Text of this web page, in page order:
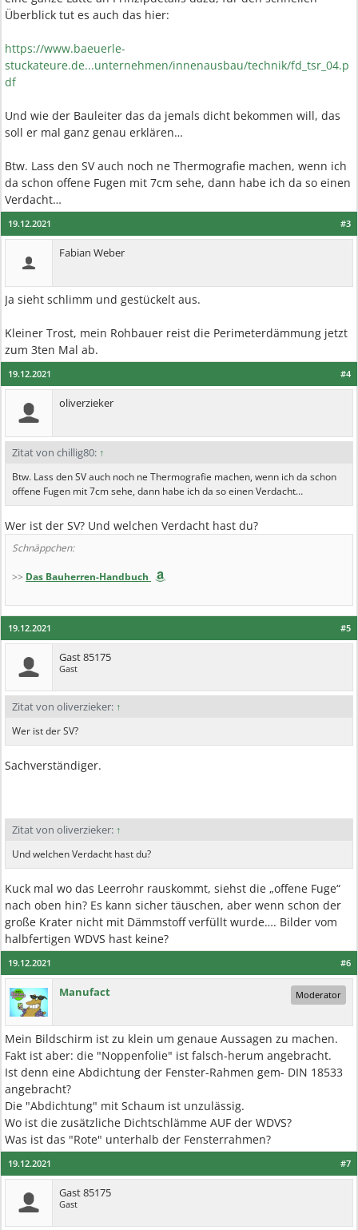
Überblick tut es auch das hier:
https://www.baeuerle-
stuckateure.de...unternehmen/innenausbau/technik/fd_tsr_04.p
df
Und wie der Bauleiter das da jemals dicht bekommen will, das
soll er mal ganz genau erklären…
Btw. Lass den SV auch noch ne Thermografie machen, wenn ich
da schon offene Fugen mit 7cm sehe, dann habe ich da so einen
Verdacht…
#3
19.12.2021
Fabian Weber
Ja sieht schlimm und gestückelt aus.
Kleiner Trost, mein Rohbauer reist die Perimeterdämmung jetzt
zum 3ten Mal ab.
#4
19.12.2021
oliverzieker
Zitat von chillig80: ↑
Btw. Lass den SV auch noch ne Thermografie machen, wenn ich da schon
offene Fugen mit 7cm sehe, dann habe ich da so einen Verdacht…
Wer ist der SV? Und welchen Verdacht hast du?
Schnäppchen:
>> Das Bauherren-Handbuch
#5
19.12.2021
Gast 85175
Gast
Zitat von oliverzieker: ↑
Wer ist der SV?
Sachverständiger.
Zitat von oliverzieker: ↑
Und welchen Verdacht hast du?
Kuck mal wo das Leerrohr rauskommt, siehst die „offene Fuge“
nach oben hin? Es kann sicher täuschen, aber wenn schon der
große Krater nicht mit Dämmstoff verfüllt wurde…. Bilder vom
halbfertigen WDVS hast keine?
#6
19.12.2021
Manufact Moderator
Mein Bildschirm ist zu klein um genaue Aussagen zu machen.
Fakt ist aber: die "Noppenfolie" ist falsch-herum angebracht.
Ist denn eine Abdichtung der Fenster-Rahmen gem- DIN 18533
angebracht?
Die "Abdichtung" mit Schaum ist unzulässig.
Wo ist die zusätzliche Dichtschlämme AUF der WDVS?
Was ist das "Rote" unterhalb der Fensterrahmen?
#7
19.12.2021
Gast 85175
Gast